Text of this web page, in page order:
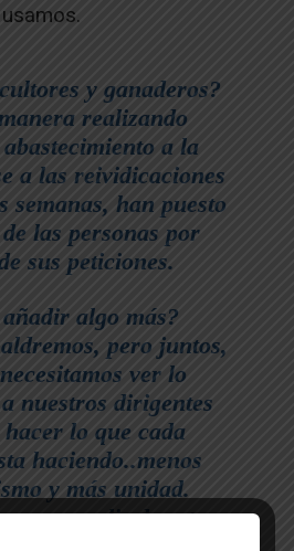
y ganaderos?
realizando
a la
a las reividicaciones
semanas, han puesto
las personas por
sus peticiones.
algo más?
pero juntos,
ver lo
nuestros dirigentes
lo que cada
haciendo..menos
y más unidad.
para salir de esta